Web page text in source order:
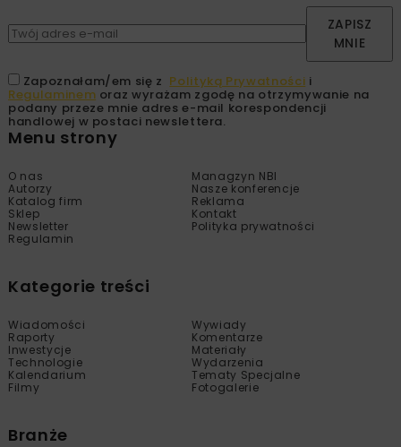
ZAPISZ
MNIE
Zapoznałam/em się z Polityką Prywatności i
Regulaminem oraz wyrażam zgodę na otrzymywanie na
podany przeze mnie adres e-mail korespondencji
handlowej w postaci newslettera.
Menu strony
O nas
Managzyn NBI
Autorzy
Nasze konferencje
Katalog firm
Reklama
Sklep
Kontakt
Newsletter
Polityka prywatności
Regulamin
Kategorie treści
Wiadomości
Wywiady
Raporty
Komentarze
Inwestycje
Materiały
Technologie
Wydarzenia
Kalendarium
Tematy Specjalne
Filmy
Fotogalerie
Branże